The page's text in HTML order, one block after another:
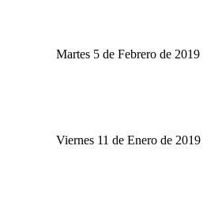
Martes 5 de Febrero de 2019
Viernes 11 de Enero de 2019